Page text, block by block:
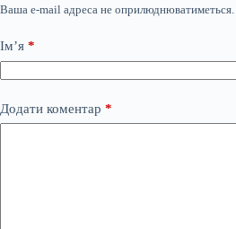
Ваша e-mail адреса не оприлюднюватиметься.
Ім’я *
Додати коментар *